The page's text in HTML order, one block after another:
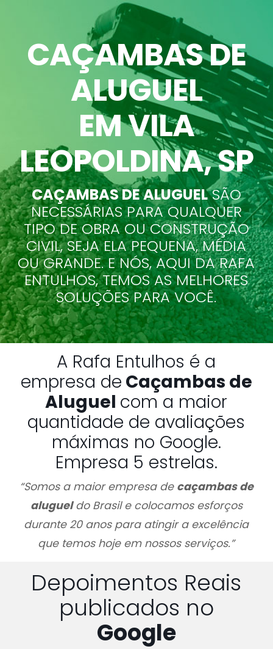
CAÇAMBAS DE
ALUGUEL
EM VILA
LEOPOLDINA, SP
CAÇAMBAS DE ALUGUELSÃO
NECESSÁRIAS PARA QUALQUER
TIPO DE OBRA OU CONSTRUÇÃO
CIVIL, SEJA ELA PEQUENA, MÉDIA
OU GRANDE. E NÓS, AQUI DA RAFA
ENTULHOS, TEMOS AS MELHORES
SOLUÇÕES PARA VOCÊ.
A Rafa Entulhos é a
empresa de Caçambas de
Aluguel com a maior
quantidade de avaliações
máximas no Google.
Empresa 5 estrelas.
“Somos a maior empresa de caçambas de
alugueldo Brasil e colocamos esforços
durante 20 anos para atingir a excelência
que temos hoje em nossos serviços.”
Depoimentos Reais
publicados no
Google